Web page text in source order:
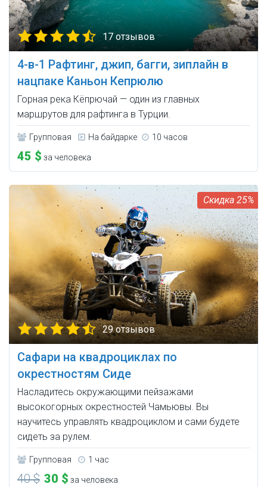
17 отзывов
4-в-1 Рафтинг, джип, багги, зиплайн в
нацпаке Каньон Кепрюлю
Горная река Кёпрючай — один из главных
маршрутов для рафтинга в Турции.
Групповая На байдарке 10 часов
45 $ за человека
25%
29 отзывов
Сафари на квадроциклах по
окрестностям Сиде
Насладитесь окружающими пейзажами
высокогорных окрестностей Чамьювы. Вы
научитесь управлять квадроциклом и сами будете
сидеть за рулем.
Групповая 1 час
40 $ 30 $ за человека